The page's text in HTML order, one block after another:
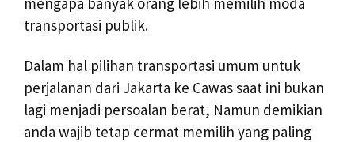
transportasi publik.
Dalam hal pilihan transportasi umum untuk
perjalanan dari Jakarta ke Cawas saat ini bukan
lagi menjadi persoalan berat, Namun demikian
anda wajib tetap cermat memilih yang paling